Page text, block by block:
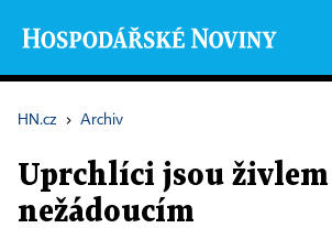
HN.cz › Archiv
Uprchlíci jsou živlem
nežádoucím